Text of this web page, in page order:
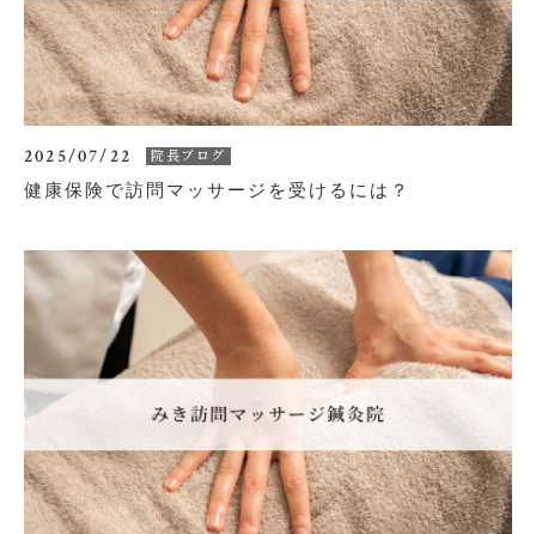
2025/07/22 院長ブログ
健康保険で訪問マッサージを受けるには？